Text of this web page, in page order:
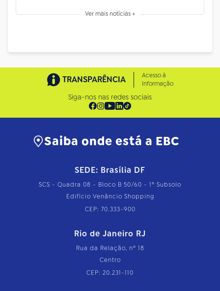
Ver mais notícias +
TRANSPARÊNCIA
Acesso à
Informação
Siga-nos nas redes sociais
Saiba onde está a EBC
SEDE: Brasília DF
SCS - Quadra 08 - Bloco B 50/60 - 1º Subsolo
Edifício Venâncio Shopping
CEP: 70.333-900
Rio de Janeiro RJ
Rua da Relação, nº 18
Centro
CEP: 20.231-110